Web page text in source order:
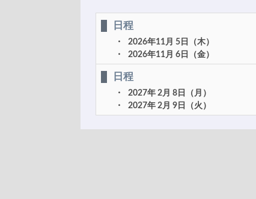
日程
2026年11月 5日（木）
2026年11月 6日（金）
日程
2027年 2月 8日（月）
2027年 2月 9日（火）